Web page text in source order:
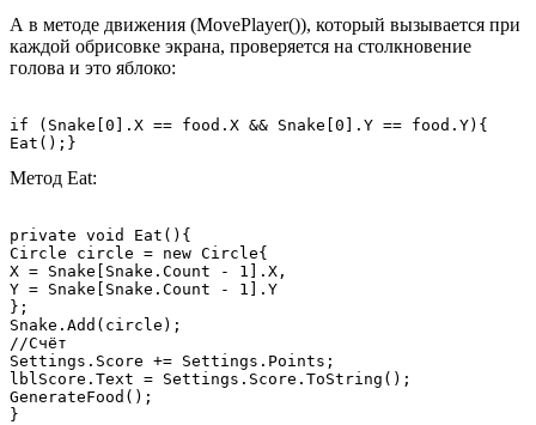
А в методе движения (MovePlayer()), который вызывается при
каждой обрисовке экрана, проверяется на столкновение
голова и это яблоко:
if (Snake[0].X == food.X && Snake[0].Y == food.Y){
Eat();}
Метод Eat:
private void Eat(){
Circle circle = new Circle{
X = Snake[Snake.Count - 1].X,
Y = Snake[Snake.Count - 1].Y
};
Snake.Add(circle);
//Счёт
Settings.Score += Settings.Points;
lblScore.Text = Settings.Score.ToString();
GenerateFood();
}